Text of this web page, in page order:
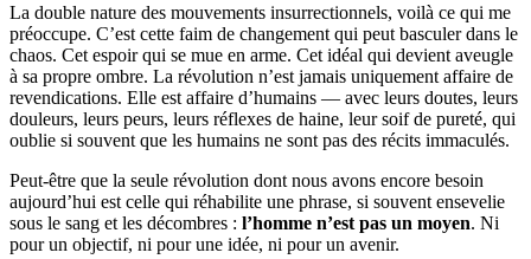
La double nature des mouvements insurrectionnels, voilà ce qui me
préoccupe. C’est cette faim de changement qui peut basculer dans le
chaos. Cet espoir qui se mue en arme. Cet idéal qui devient aveugle
à sa propre ombre. La révolution n’est jamais uniquement affaire de
revendications. Elle est affaire d’humains — avec leurs doutes, leurs
douleurs, leurs peurs, leurs réflexes de haine, leur soif de pureté, qui
oublie si souvent que les humains ne sont pas des récits immaculés.
Peut-être que la seule révolution dont nous avons encore besoin
aujourd’hui est celle qui réhabilite une phrase, si souvent ensevelie
sous le sang et les décombres : l’homme n’est pas un moyen. Ni
pour un objectif, ni pour une idée, ni pour un avenir.